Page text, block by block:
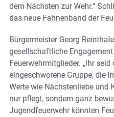
dem Nächsten zur Wehr.“
das neue Fahnenband der
Bürgermeister Georg
gesellschaftliche
Feuerwehrmitglieder. „Ihr
eingeschworene Gruppe, die
Werte wie Nächstenliebe und
nur pflegt, sondern ganz
Jugendfeuerwehr könnten